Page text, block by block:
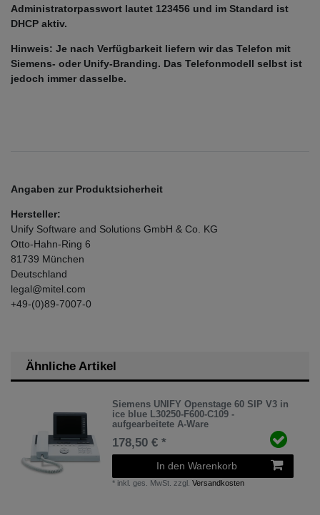
Administratorpasswort lautet 123456 und im Standard ist
DHCP aktiv.
Hinweis: Je nach Verfügbarkeit liefern wir das Telefon mit
Siemens- oder Unify-Branding. Das Telefonmodell selbst ist
jedoch immer dasselbe.
Angaben zur Produktsicherheit
Hersteller:
Unify Software and Solutions GmbH & Co. KG
Otto-Hahn-Ring 6
81739 München
Deutschland
legal@mitel.com
+49-(0)89-7007-0
Ähnliche Artikel
Siemens UNIFY Openstage 60 SIP V3 in
ice blue L30250-F600-C109 -
aufgearbeitete A-Ware
178,50 € *
In den Warenkorb
* inkl. ges. MwSt. zzgl.Versandkosten